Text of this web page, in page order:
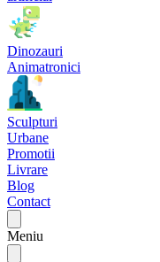
Dinozauri
Animatronici
Sculpturi
Urbane
Promotii
Livrare
Blog
Contact
Meniu